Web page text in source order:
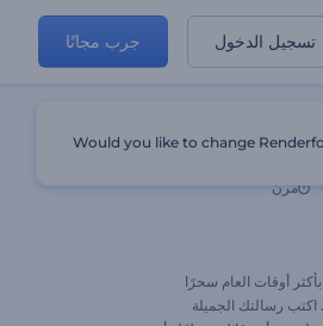
تسجيل الدخول جرب مجانًا
مرن
أوقات العام سحرًا
اكتب رسالتك الجميلة
Would you like to change